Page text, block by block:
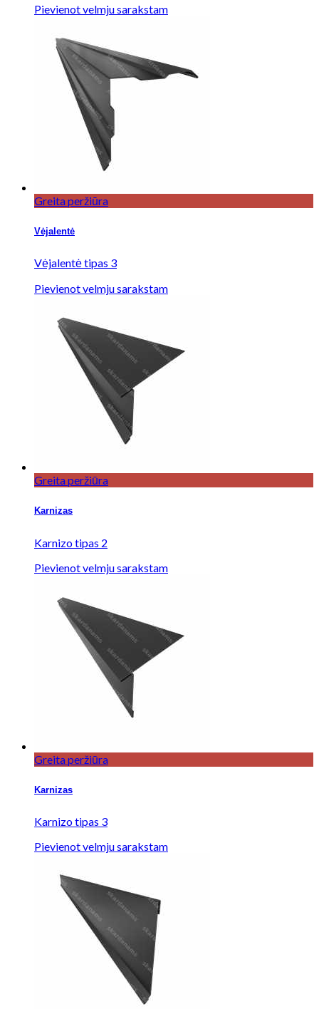
Pievienot velmju sarakstam
Greita peržiūra
Vėjalentė
Vėjalentė tipas 3
Pievienot velmju sarakstam
Greita peržiūra
Karnizas
Karnizo tipas 2
Pievienot velmju sarakstam
Greita peržiūra
Karnizas
Karnizo tipas 3
Pievienot velmju sarakstam